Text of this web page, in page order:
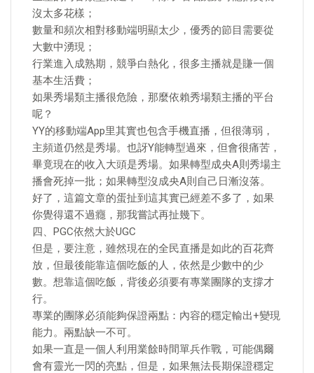
沒太多花樣；
數量和頻次相對移動端明顯太少，優秀的節目需要從
大數中湧現；
行業進入成熟期，競爭白熱化，很多主播就是賺一個
基本生活費；
如果秀場類主播很危險，那麼依賴秀場類主播的平台
呢？
YY的移動端App里其實也包含手機直播，但很薄弱，
主頻道仍然是秀場。也訝Y能轉型過來，但會很痛苦，
畢竟現在的收入大頭是秀場。如果轉型成央A則秀場主
播會死掉一批；如果轉型沒成央A則自己日漸沒落。
好了，這篇文章的蛋扯到這其實已經差不多了，如果
你覺得還不過癮，那我嘗試再扯幾下。
四、PGC依然大於UGC
但是，要注意，雖然現在的全民直播是如此的百花齊
放，但最後能靠這個吃飯的人，依然是少數中的少
數。想靠這個吃飯，背後必須要有專業團隊的支撐才
行。
專業的團隊必須能夠保證兩點：內容的穩定輸出+變現
能力。兩點缺一不可。
如果一直是一個人利用業餘時間單兵作戰，可能偶爾
會有靈光一閃的亮點，但是，如果無法長期保證穩定